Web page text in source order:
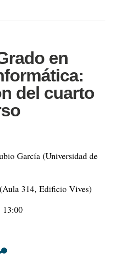
en
del cuarto
García (Universidad de
314, Edificio Vives)
13:00